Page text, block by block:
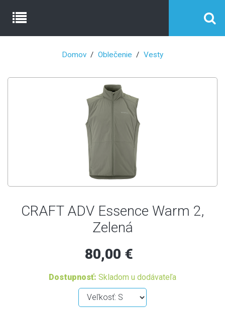
Domov Oblečenie Vesty
CRAFT ADV Essence Warm 2,
Zelená
80,00 €
Dostupnosť: Skladom u dodávateľa